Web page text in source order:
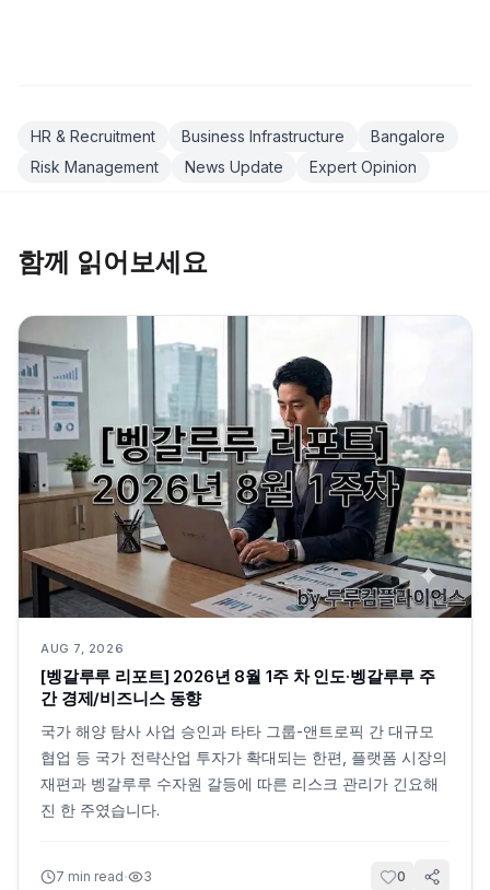
HR & Recruitment Business Infrastructure
Bangalore
Risk Management
News Update Expert Opinion
함께 읽어보세요
AUG 7, 2026
[벵갈루루 리포트] 2026년 8월 1주 차 인도·벵갈루루 주
간 경제/비즈니스 동향
국가 해양 탐사 사업 승인과 타타 그룹-앤트로픽 간 대규모
협업 등 국가 전략산업 투자가 확대되는 한편, 플랫폼 시장의
재편과 벵갈루루 수자원 갈등에 따른 리스크 관리가 긴요해
진 한 주였습니다.
7 min read· 3 0